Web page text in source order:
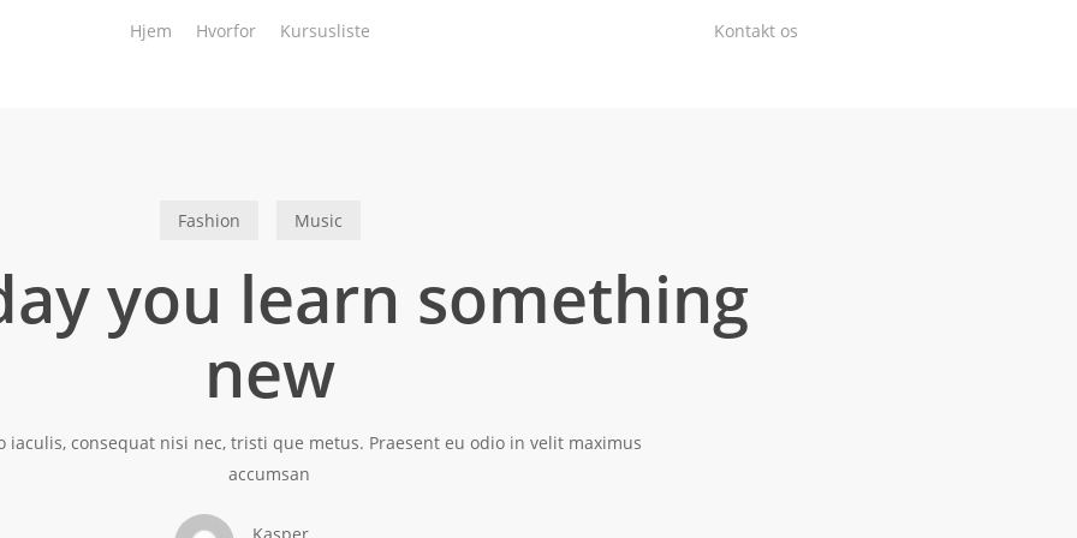
Hjem Hvorfor Kursusliste Kontakt os
Fashion Music
you learn something
new
iaculis, consequat nisi nec, tristi que metus. Praesent eu odio in velit maximus
accumsan
Kasper